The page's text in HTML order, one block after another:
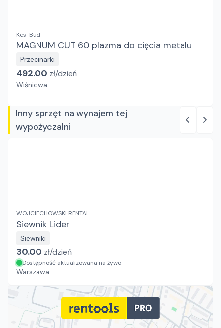
Kes-Bud
MAGNUM CUT 60 plazma do cięcia metalu
Przecinarki
492.00 zł/dzień
Wiśniowa
Inny sprzęt na wynajem tej
wypożyczalni
WOJCIECHOWSKI RENTAL
Siewnik Lider
Siewniki
30.00 zł/dzień
Dostępność aktualizowana na żywo
Warszawa